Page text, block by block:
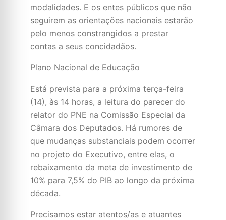
modalidades. E os entes públicos que não
seguirem as orientações nacionais estarão
pelo menos constrangidos a prestar
contas a seus concidadãos.
Plano Nacional de Educação
Está prevista para a próxima terça-feira
(14), às 14 horas, a leitura do parecer do
relator do PNE na Comissão Especial da
Câmara dos Deputados. Há rumores de
que mudanças substanciais podem ocorrer
no projeto do Executivo, entre elas, o
rebaixamento da meta de investimento de
10% para 7,5% do PIB ao longo da próxima
década.
Precisamos estar atentos/as e atuantes